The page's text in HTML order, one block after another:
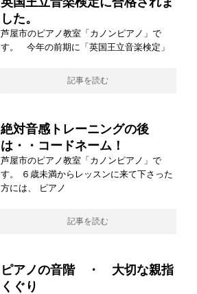
した。
芦屋市のピアノ教室「カノンピアノ」で
す。 今年の前期に「英国王立音楽検定」
記事を読む
絶対音感トレーニングの後
は・・コードネーム！
芦屋市のピアノ教室「カノンピアノ」で
す。 ６歳未満からレッスンに来て下さった
方には、 ピアノ
記事を読む
ピアノの音階 ・ 大切な親指
くぐり